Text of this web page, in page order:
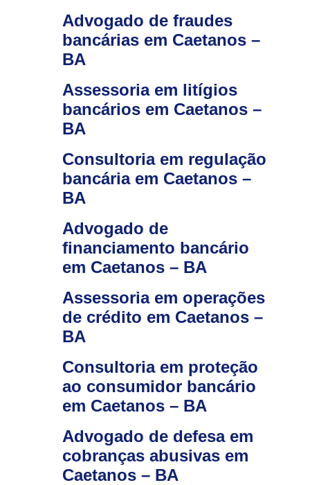
Advogado de fraudes
bancárias em Caetanos –
BA
Assessoria em litígios
bancários em Caetanos –
BA
Consultoria em regulação
bancária em Caetanos –
BA
Advogado de
financiamento bancário
em Caetanos – BA
Assessoria em operações
de crédito em Caetanos –
BA
Consultoria em proteção
ao consumidor bancário
em Caetanos – BA
Advogado de defesa em
cobranças abusivas em
Caetanos – BA